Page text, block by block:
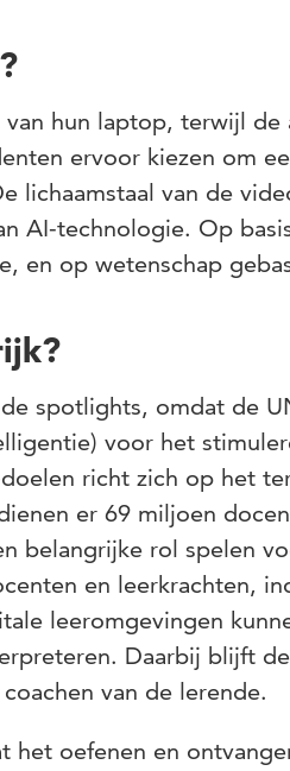
hun laptop, terwijl
ervoor kiezen om
lichaamstaal van de
AI-technologie. Op
en op wetenschap
spotlights, omdat de
voor het
richt zich op het
er 69 miljoen
belangrijke rol spelen
en leerkrachten,
leeromgevingen
Daarbij blijft
van de lerende.
het oefenen en